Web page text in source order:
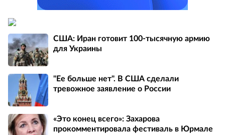
США: Иран готовит 100-тысячную армию
для Украины
"Ее больше нет". В США сделали
тревожное заявление о России
«Это конец всего»: Захарова
прокомментировала фестиваль в Юрмале